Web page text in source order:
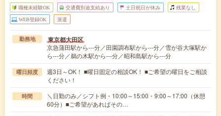
職種未経験OK 交通費別途支給あり 土日祝日が休み 残業なし
WEB登録OK 派遣
勤務地 東京都大田区
京急蒲田駅から---分／田園調布駅から---分／雪が谷大塚駅か
ら---分／鵜の木駅から---分／昭和島駅から---分
曜日頻度
週3日～OK！ ■曜日固定の相談OK！ ■ご希望の曜日をご相談
ください！
時間
＼日勤のみ／シフト例・10:00～15:00・9:00～17:00（休憩
60分）■ご希望があればその…